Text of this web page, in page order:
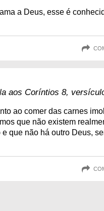
a Deus, esse é
aos Coríntios 8,
ao comer das carnes
que não existem
que não há outro Deus,